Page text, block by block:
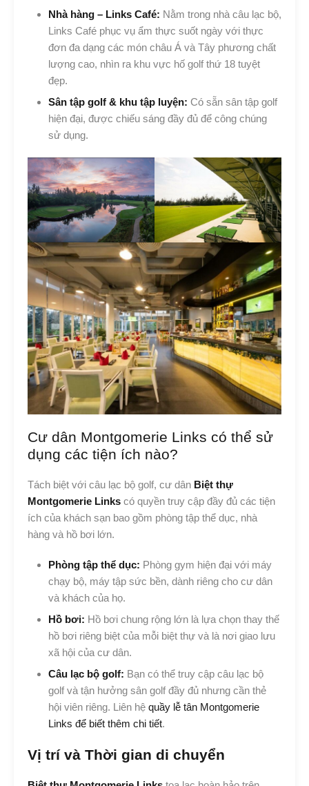
Nhà hàng – Links Café: Nằm trong nhà câu lạc bộ,
Links Café phục vụ ẩm thực suốt ngày với thực
đơn đa dạng các món châu Á và Tây phương chất
lượng cao, nhìn ra khu vực hố golf thứ 18 tuyệt
đẹp.
Sân tập golf & khu tập luyện: Có sẵn sân tập golf
hiện đại, được chiếu sáng đầy đủ để công chúng
sử dụng.
Cư dân Montgomerie Links có thể sử
dụng các tiện ích nào?
Tách biệt với câu lạc bộ golf, cư dân Biệt thự
Montgomerie Links có quyền truy cập đầy đủ các tiện
ích của khách sạn bao gồm phòng tập thể dục, nhà
hàng và hồ bơi lớn.
Phòng tập thể dục: Phòng gym hiện đại với máy
chạy bộ, máy tập sức bền, dành riêng cho cư dân
và khách của họ.
Hồ bơi: Hồ bơi chung rộng lớn là lựa chọn thay thế
hồ bơi riêng biệt của mỗi biệt thự và là nơi giao lưu
xã hội của cư dân.
Câu lạc bộ golf: Bạn có thể truy cập câu lạc bộ
golf và tận hưởng sân golf đầy đủ nhưng cần thẻ
hội viên riêng. Liên hệ quầy lễ tân Montgomerie
Links để biết thêm chi tiết.
Vị trí và Thời gian di chuyển